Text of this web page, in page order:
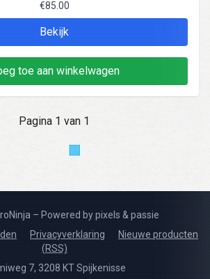
€85.00
Bekijk
toe aan winkelwagen
Pagina 1 van 1
– Powered by pixels & passie
Privacyverklaring
Nieuwe producten
(RSS)
7, 3208 KT Spijkenisse